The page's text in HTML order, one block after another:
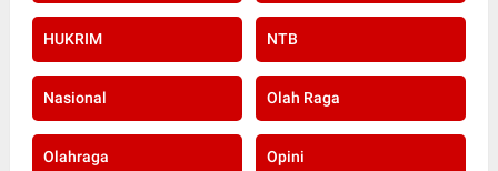
HUKRIM NTB
Nasional Olah Raga
Olahraga Opini